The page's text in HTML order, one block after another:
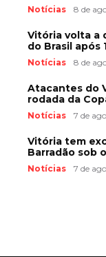
Notícias 8 de
Vitória volta a
do Brasil após
Notícias 8 de
Atacantes do
rodada da
Notícias 7 de
Vitória tem
Barradão sob
Notícias 7 de